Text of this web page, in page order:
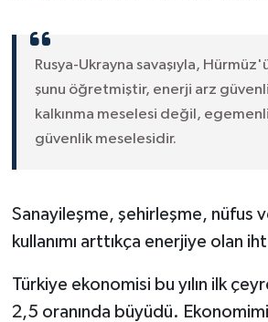
Rusya-Ukrayna savaşıyla,
şunu öğretmiştir, enerji arz
kalkınma meselesi değil,
güvenlik meselesidir.
Sanayileşme, şehirleşme, nüfus
kullanımı arttıkça enerjiye olan
Türkiye ekonomisi bu yılın ilk
2,5 oranında büyüdü.